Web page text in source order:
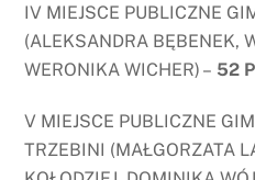
IV MIEJSCE PUBLICZNE
(ALEKSANDRA BĘBENEK,
WERONIKA WICHER) – 52
V MIEJSCE PUBLICZNE
TRZEBINI (MAŁGORZATA